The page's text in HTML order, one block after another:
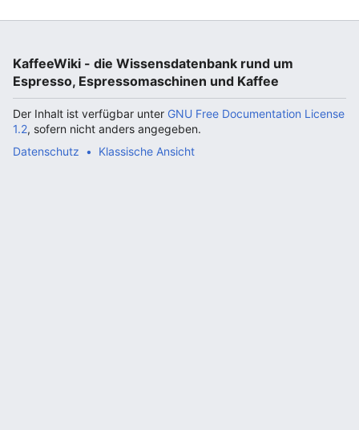
KaffeeWiki - die Wissensdatenbank rund um
Espresso, Espressomaschinen und Kaffee
Der Inhalt ist verfügbar unter GNU Free Documentation License
1.2, sofern nicht anders angegeben.
Datenschutz
Klassische Ansicht